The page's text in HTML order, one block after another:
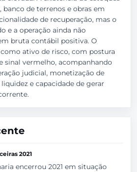
banco de terrenos e obras em
de recuperação, mas o
e a operação ainda não
bruta contábil positiva. O
ativo de risco, com postura
sinal vermelho, acompanhando
judicial, monetização de
e capacidade de gerar
2021
encerrou 2021 em situação